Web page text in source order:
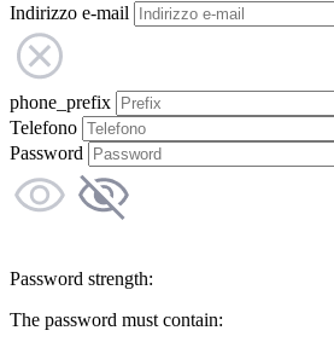
Indirizzo e-mail
phone_prefix
Telefono
Password
Password strength:
The password must contain: